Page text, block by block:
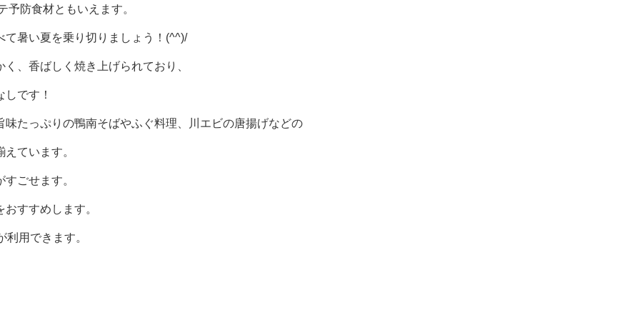
防食材ともいえます。
暑い夏を乗り切りましょう！(^^)/
、香ばしく焼き上げられており、
です！
たっぷりの鴨南そばやふぐ料理、川エビの唐揚げなどの
ています。
ごせます。
すすめします。
用できます。